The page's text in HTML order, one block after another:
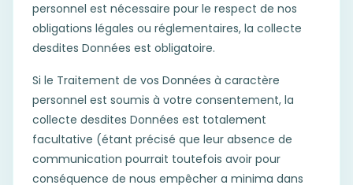
personnel est nécessaire pour le respect de nos
obligations légales ou réglementaires, la collecte
desdites Données est obligatoire.
Si le Traitement de vos Données à caractère
personnel est soumis à votre consentement, la
collecte desdites Données est totalement
facultative (étant précisé que leur absence de
communication pourrait toutefois avoir pour
conséquence de nous empêcher a minima dans